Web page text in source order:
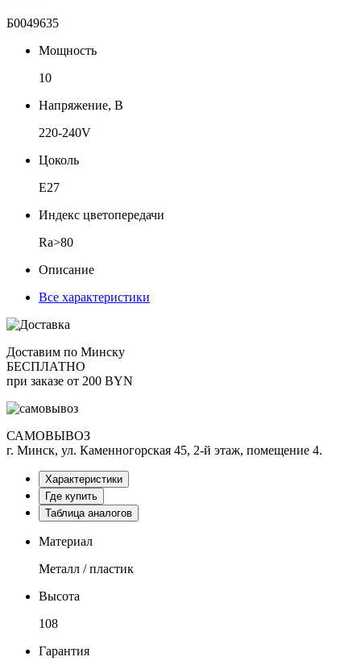
Б0049635
Мощность
10
Напряжение, В
220-240V
Цоколь
Е27
Индекс цветопередачи
Ra>80
Описание
Все характеристики
Доставим по Минску
БЕСПЛАТНО
при заказе от 200 BYN
САМОВЫВОЗ
г. Минск, ул. Каменногорская 45, 2-й этаж, помещение 4.
Характеристики
Где купить
Таблица аналогов
Материал
Металл / пластик
Высота
108
Гарантия